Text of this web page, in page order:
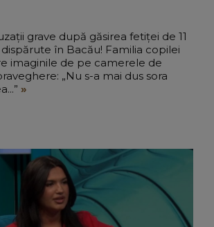
grave după găsirea fetiței de 11
dispărute în Bacău! Familia copilei
imaginile de pe camerele de
„Nu s-a mai dus sora